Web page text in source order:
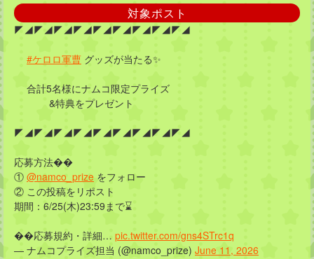
対象ポスト
◤◢◤◢◤◢◤◢◤◢◤◢◤◢◤◢◤◢
#ケロロ軍曹 グッズが当たる✨
合計5名様にナムコ限定プライズ
&特典をプレゼント
◤◢◤◢◤◢◤◢◤◢◤◢◤◢◤◢◤◢
応募方法��
① @namco_prize をフォロー
② この投稿をリポスト
期間：6/25(木)23:59まで⌛
��応募規約・詳細… pic.twitter.com/gns4STrc1q
― ナムコプライズ担当 (@namco_prize) June 11, 2026